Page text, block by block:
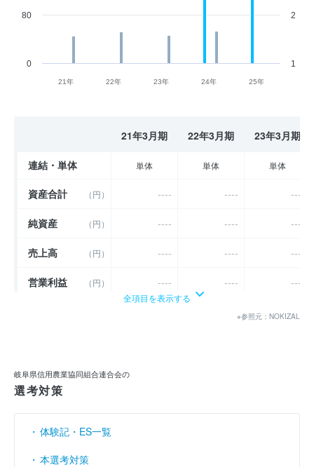
21年 22年 23年 24年 25年
0
80
1
2
21年3月期 22年3月期 23年3月期
連結・単体 単体 単体 単体
資産合計 （円） ---- ---- ----
純資産 （円） ---- ---- ----
売上高 （円） ---- ---- ----
営業利益 （円） ---- ---- ----
----
利益余剰金 （円）
売上伸び率
営業利益率 （％）
経常利益率 （％）
全項目を表示する
※参照元：NOKIZAL
岐阜県信用農業協同組合連合会の
選考対策
体験記・ES一覧
本選考対策